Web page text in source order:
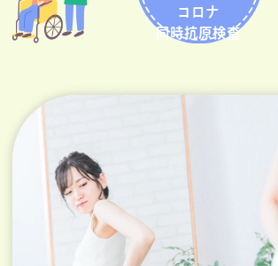
コロナ
同時抗原検査